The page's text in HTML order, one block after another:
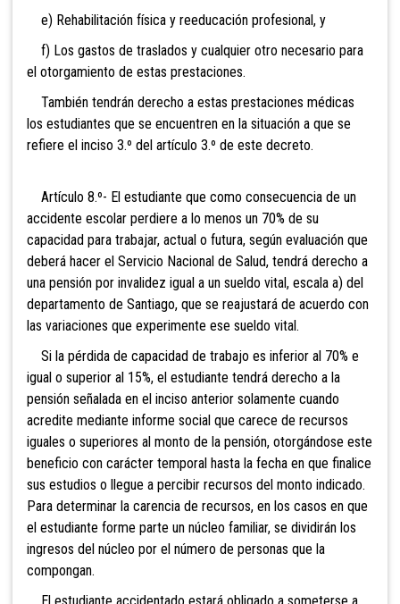
e) Rehabilitación física y reeducación profesional, y
f) Los gastos de traslados y cualquier otro necesario para
el otorgamiento de estas prestaciones.
También tendrán derecho a estas prestaciones médicas
los estudiantes que se encuentren en la situación a que se
refiere el inciso 3.º del artículo 3.º de este decreto.
Artículo 8.º- El estudiante que como consecuencia de un
accidente escolar perdiere a lo menos un 70% de su
capacidad para trabajar, actual o futura, según evaluación que
deberá hacer el Servicio Nacional de Salud, tendrá derecho a
una pensión por invalidez igual a un sueldo vital, escala a) del
departamento de Santiago, que se reajustará de acuerdo con
las variaciones que experimente ese sueldo vital.
Si la pérdida de capacidad de trabajo es inferior al 70% e
igual o superior al 15%, el estudiante tendrá derecho a la
pensión señalada en el inciso anterior solamente cuando
acredite mediante informe social que carece de recursos
iguales o superiores al monto de la pensión, otorgándose este
beneficio con carácter temporal hasta la fecha en que finalice
sus estudios o llegue a percibir recursos del monto indicado.
Para determinar la carencia de recursos, en los casos en que
el estudiante forme parte un núcleo familiar, se dividirán los
ingresos del núcleo por el número de personas que la
compongan.